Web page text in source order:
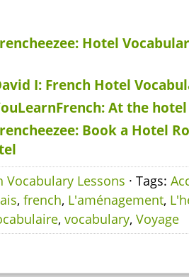
Hotel
I: French Hotel
At the
Book a Hotel
Vocabulary Lessons · Tags:
, french, L'aménagement,
, vocabulary, Voyage